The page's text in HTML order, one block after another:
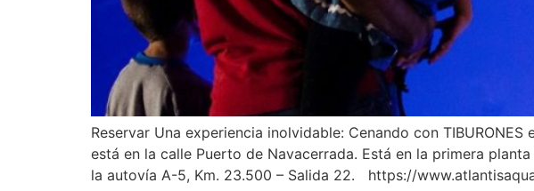
Reservar Una experiencia inolvidable: Cenando con
está en la calle Puerto de Navacerrada. Está en la primera
la autovía A-5, Km. 23.500 – Salida 22. https://